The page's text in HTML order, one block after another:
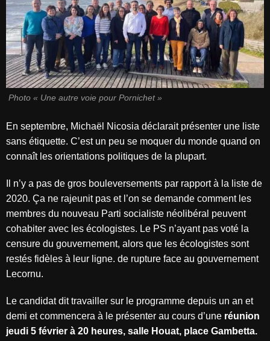
Photo « Une autre voie pour Pornichet »
En septembre, Michaël Nicosia déclarait présenter une liste
sans étiquette. C’est un peu se moquer du monde quand on
connaît les orientations politiques de la plupart.
Il n’y a pas de gros bouleversements par rapport à la liste de
2020. Ça ne rajeunit pas et l’on se demande comment les
membres du nouveau Parti socialiste néolibéral peuvent
cohabiter avec les écologistes. Le PS n’ayant pas voté la
censure du gouvernement, alors que les écologistes sont
restés fidèles à leur ligne. de rupture face au gouvernement
Lecornu.
Le candidat dit travailler sur le programme depuis un an et
demi et commencera à le présenter au cours d’une réunion
jeudi 5 février à 20 heures, salle Houat, place Gambetta.